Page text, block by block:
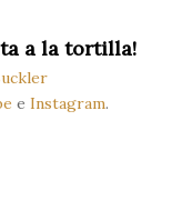
a la tortilla!
e Instagram.